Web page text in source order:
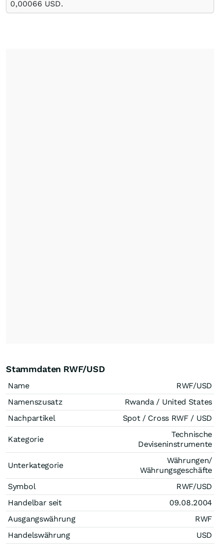
0,00066 USD.
Stammdaten RWF/USD
Name
RWF/USD
Namenszusatz
Rwanda / United States
Nachpartikel
Spot / Cross RWF / USD
Kategorie
Technische
Deviseninstrumente
Unterkategorie
Währungen/
Währungsgeschäfte
Symbol
RWF/USD
Handelbar seit
09.08.2004
Ausgangswährung
RWF
Handelswährung
USD